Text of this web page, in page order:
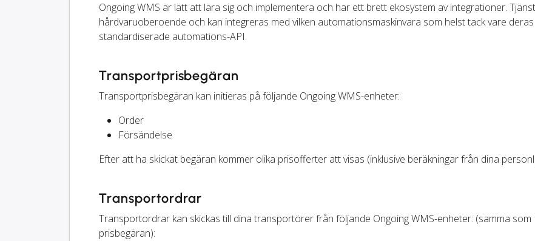
Ongoing WMS är lätt att lära sig och implementera och har ett brett ekosystem av integrationer.
hårdvaruoberoende och kan integreras med vilken automationsmaskinvara som helst tack vare deras
standardiserade automations-API.
Transportprisbegäran
Transportprisbegäran kan initieras på följande Ongoing WMS-enheter:
Order
Försändelse
Efter att ha skickat begäran kommer olika prisofferter att visas (inklusive beräkningar från dina
Transportordrar
Transportordrar kan skickas till dina transportörer från följande Ongoing WMS-enheter: (samma som
prisbegäran):